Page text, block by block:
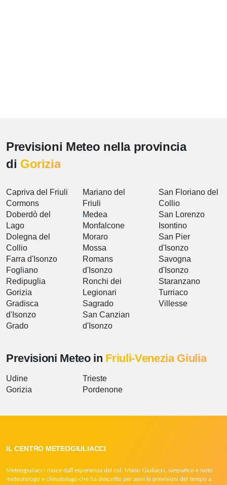
Previsioni Meteo nella provincia
di Gorizia
Capriva del Friuli
Cormons
Doberdò del
Lago
Dolegna del
Collio
Farra d'Isonzo
Fogliano
Redipuglia
Gorizia
Gradisca
d'Isonzo
Grado
Mariano del
Friuli
Medea
Monfalcone
Moraro
Mossa
Romans
d'Isonzo
Ronchi dei
Legionari
Sagrado
San Canzian
d'Isonzo
San Floriano del
Collio
San Lorenzo
Isontino
San Pier
d'Isonzo
Savogna
d'Isonzo
Staranzano
Turriaco
Villesse
Previsioni Meteo in Friuli-Venezia Giulia
Udine
Gorizia
Trieste
Pordenone
IL CENTRO METEOGIULIACCI
Meteogiuliacci nasce dall’esperienza del col. Mario Giuliacci, simpatico e noto
meteorologo e climatologo che ha descritto per anni le previsioni del tempo a